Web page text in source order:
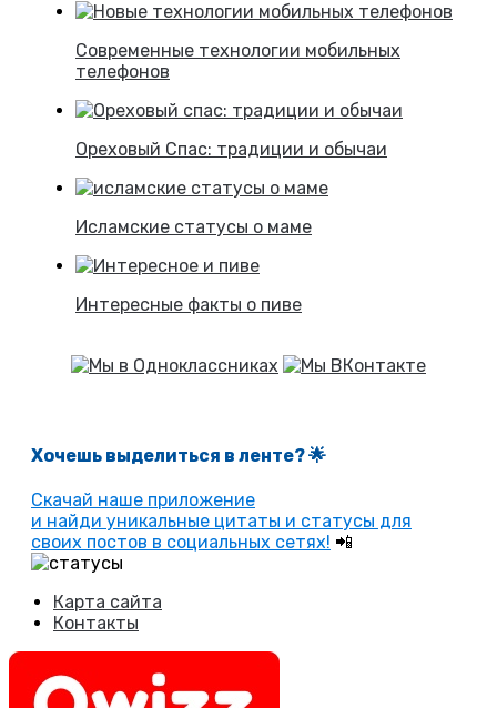
Современные технологии мобильных
телефонов
Ореховый Спас: традиции и обычаи
Исламские статусы о маме
Интересные факты о пиве
Хочешь выделиться в ленте? 🌟
Скачай наше приложение
и найди уникальные цитаты и статусы для
своих постов в социальных сетях! 📲
Карта сайта
Контакты